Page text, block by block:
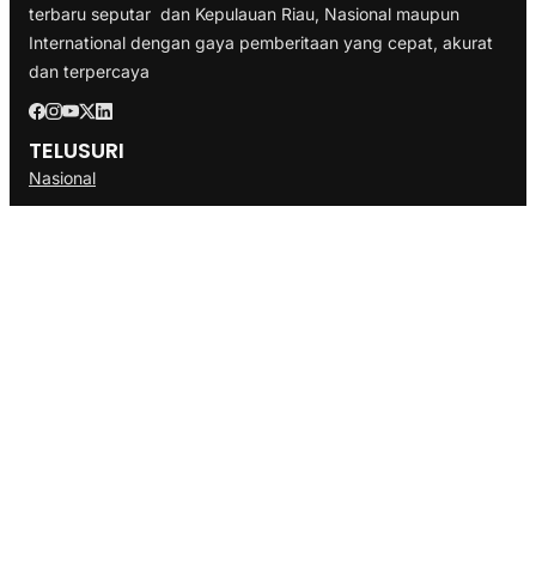
terbaru seputar dan Kepulauan Riau, Nasional maupun
International dengan gaya pemberitaan yang cepat, akurat
dan terpercaya
TELUSURI
Nasional